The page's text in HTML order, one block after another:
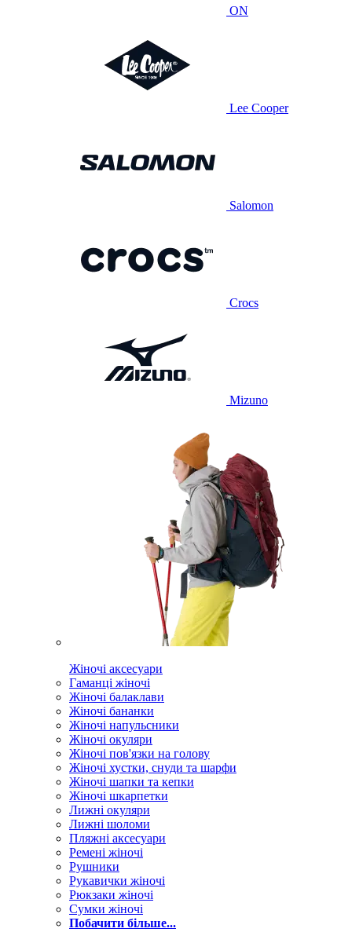
ON
Lee Cooper
Salomon
Crocs
Mizuno
Жіночі аксесуари
Гаманці жіночі
Жіночі балаклави
Жіночі бананки
Жіночі напульсники
Жіночі окуляри
Жіночі пов'язки на голову
Жіночі хустки, снуди та шарфи
Жіночі шапки та кепки
Жіночі шкарпетки
Лижні окуляри
Лижні шоломи
Пляжні аксесуари
Ремені жіночі
Рушники
Рукавички жіночі
Рюкзаки жіночі
Сумки жіночі
Побачити більше...